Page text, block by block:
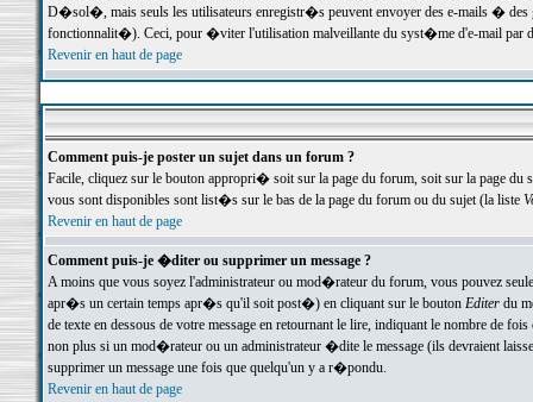
D�sol�, mais seuls les utilisateurs enregistr�s peuvent envoyer des e-mails �
fonctionnalit�). Ceci, pour �viter l'utilisation malveillante du syst�me d'e-mail par
Revenir en haut de page
Comment puis-je poster un sujet dans un forum ?
Facile, cliquez sur le bouton appropri� soit sur la page du forum, soit sur la page du
vous sont disponibles sont list�s sur le bas de la page du forum ou du sujet (la liste
Revenir en haut de page
Comment puis-je �diter ou supprimer un message ?
A moins que vous soyez l'administrateur ou mod�rateur du forum, vous pouvez
apr�s un certain temps apr�s qu'il soit post�) en cliquant sur le bouton Editerdu
de texte en dessous de votre message en retournant le lire, indiquant le nombre
non plus si un mod�rateur ou un administrateur �dite le message (ils devraient
supprimer un message une fois que quelqu'un y a r�pondu.
Revenir en haut de page